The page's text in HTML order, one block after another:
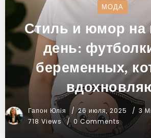
МОДА
Стиль и юмор на
день:
беременных,
Гапон Юлія 26 июля, 2025
3
718 Views
0 Comments